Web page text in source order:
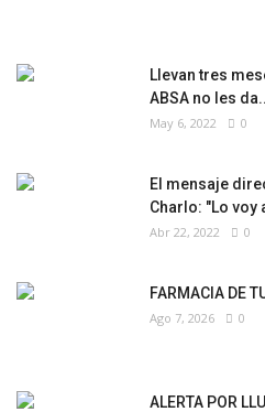
Llevan tres
ABSA no les
May 6, 2022 0
El mensaje
Charlo: "Lo voy
Abr 22, 2022 0
FARMACIA DE
Ago 7, 2026 0
ALERTA POR